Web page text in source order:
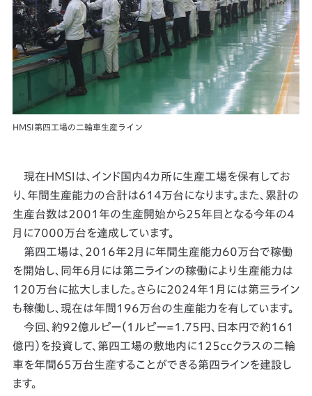
HMSI第四工場の二輪車生産ライン
現在HMSIは、インド国内4カ所に生産工場を保有してお
り、年間生産能力の合計は614万台になります。また、累計の
生産台数は2001年の生産開始から25年目となる今年の4
月に7000万台を達成しています。
第四工場は、2016年2月に年間生産能力60万台で稼働
を開始し、同年6月には第二ラインの稼働により生産能力は
120万台に拡大しました。さらに2024年1月には第三ライン
も稼働し、現在は年間196万台の生産能力を有しています。
今回、約92億ルピー（1ルピー=1.75円、日本円で約161
億円）を投資して、第四工場の敷地内に125ccクラスの二輪
車を年間65万台生産することができる第四ラインを建設し
ます。